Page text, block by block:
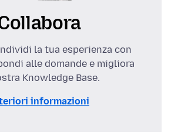
la tua esperienza con
alle domande e migliora
Knowledge Base.
informazioni